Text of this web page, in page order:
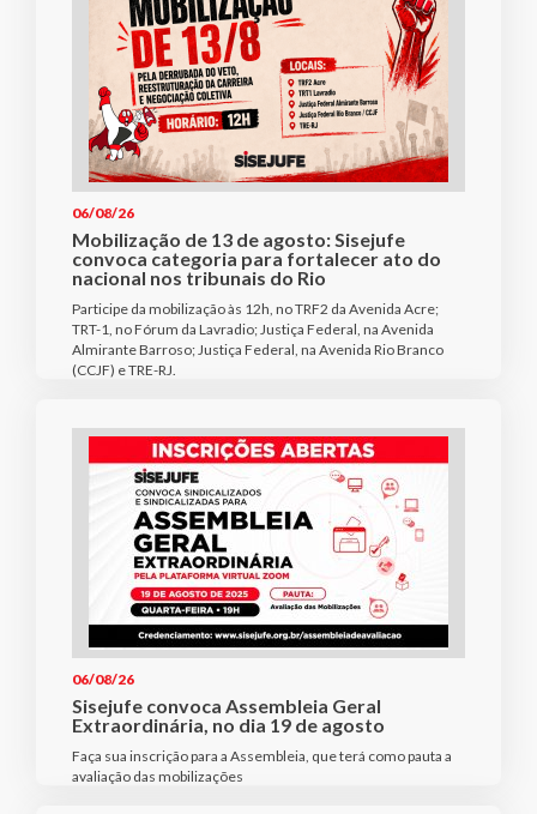
06/08/26
Mobilização de 13 de agosto: Sisejufe
convoca categoria para fortalecer ato do
nacional nos tribunais do Rio
Participe da mobilização às 12h, no TRF2 da Avenida Acre;
TRT-1, no Fórum da Lavradio; Justiça Federal, na Avenida
Almirante Barroso; Justiça Federal, na Avenida Rio Branco
(CCJF) e TRE-RJ.
06/08/26
Sisejufe convoca Assembleia Geral
Extraordinária, no dia 19 de agosto
Faça sua inscrição para a Assembleia, que terá como pauta a
avaliação das mobilizações